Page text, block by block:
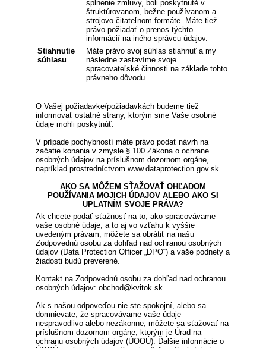
splnenie zmluvy, boli poskytnuté v
štruktúrovanom, bežne používanom a
strojovo čitateľnom formáte. Máte tiež
právo požiadať o prenos týchto
informácií na iného správcu údajov.
Stiahnutie
súhlasu
Máte právo svoj súhlas stiahnuť a my
následne zastavíme svoje
spracovateľské činnosti na základe tohto
právneho dôvodu.
O Vašej požiadavke/požiadavkách budeme tiež
informovať ostatné strany, ktorým sme Vaše osobné
údaje mohli poskytnúť.
V prípade pochybností máte právo podať návrh na
začatie konania v zmysle § 100 Zákona o ochrane
osobných údajov na príslušnom dozornom orgáne,
napríklad prostredníctvom www.dataprotection.gov.sk.
AKO SA MÔŽEM SŤAŽOVAŤ OHĽADOM
POUŽÍVANIA MOJICH ÚDAJOV ALEBO AKO SI
UPLATNÍM SVOJE PRÁVA?
Ak chcete podať sťažnosť na to, ako spracovávame
vaše osobné údaje, a to aj vo vzťahu k vyššie
uvedeným právam, môžete sa obrátiť na našu
Zodpovednú osobu za dohľad nad ochranou osobných
údajov (Data Protection Officer „DPO“) a vaše podnety a
žiadosti budú preverené.
Kontakt na Zodpovednú osobu za dohľad nad ochranou
osobných údajov: obchod@kvitok.sk .
Ak s našou odpoveďou nie ste spokojní, alebo sa
domnievate, že spracovávame vaše údaje
nespravodlivo alebo nezákonne, môžete sa sťažovať na
príslušnom dozornom orgáne, ktorým je Úrad na
ochranu osobných údajov (ÚOOÚ). Ďalšie informácie o